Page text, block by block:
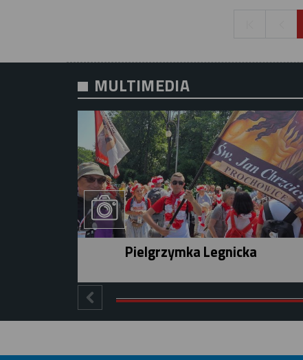
MULTIMEDIA
Pielgrzymka Legnicka